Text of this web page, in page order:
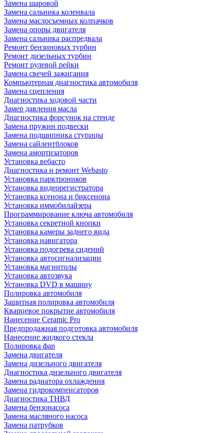
Замена шаровой
Замена сальника коленвала
Замена маслосъемных колпачков
Замена опоры двигателя
Замена сальника распредвала
Ремонт бензиновых турбин
Ремонт дизельных турбин
Ремонт рулевой рейки
Замена свечей зажигания
Компьютерная диагностика автомобиля
Замена сцепления
Диагностика ходовой части
Замер давления масла
Диагностика форсунок на стенде
Замена пружин подвески
Замена подшипника ступицы
Замена сайлентблоков
Замена амортизаторов
Установка вебасто
Диагностика и ремонт Webasto
Установка парктроников
Установка видеорегистратора
Установка ксенона и биксенона
Установка иммобилайзера
Программирование ключа автомобиля
Установка секретной кнопки
Установка камеры заднего вида
Установка навигатора
Установка подогрева сидений
Установка автосигнализации
Установка магнитолы
Установка автозвука
Установка DVD в машину
Полировка автомобиля
Защитная полировка автомобиля
Кварцевое покрытие автомобиля
Нанесение Ceramic Pro
Предпродажная подготовка автомобиля
Нанесение жидкого стекла
Полировка фар
Замена двигателя
Замена дизельного двигателя
Диагностика дизельного двигателя
Замена радиатора охлаждения
Замена гидрокомпенсаторов
Диагностика ТНВД
Замена бензонасоса
Замена масляного насоса
Замена патрубков